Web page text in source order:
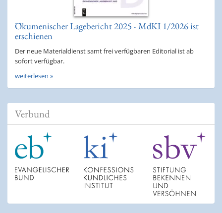
Ökumenischer Lagebericht 2025 - MdKI 1/2026 ist
erschienen
Der neue Materialdienst samt frei verfügbaren Editorial ist ab
sofort verfügbar.
weiterlesen »
Verbund